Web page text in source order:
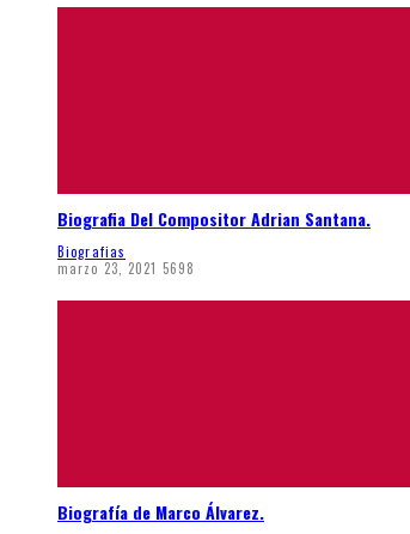
Biografia Del Compositor Adrian Santana.
Biografias
marzo 23, 2021 5698
Biografía de Marco Álvarez.